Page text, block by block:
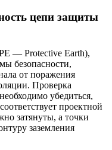
цепи защиты
— Protective Earth),
безопасности,
от поражения
Проверка
убедиться,
проектной
затянуты, а точки
заземления